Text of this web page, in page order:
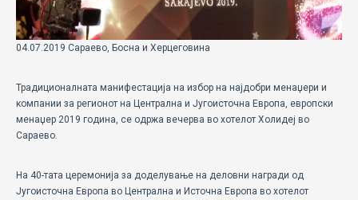
ЗА НАС
ГАЛЕРИЈА
КОНТАКТ
04.07.2019 Сараево, Босна и Херцеговина
Традиционалната манифестација на избор на најдобри менаџери и
компании за регионот на Централна и Југоисточна Европа, европски
менаџер 2019 година, се одржа вечерва во хотелот Холидеј во
Сараево.
На 40-тата церемонија за доделување на деловни награди од
Југоисточна Европа во Централна и Источна Европа во хотелот